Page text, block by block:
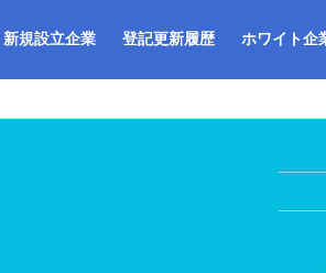
新規設立企業 登記更新履歴 ホワイト企